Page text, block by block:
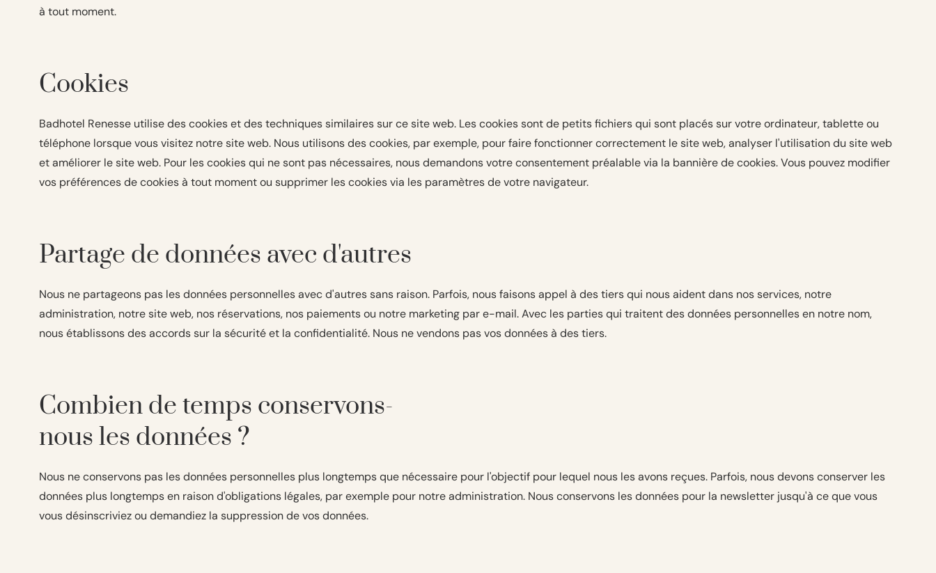
à tout moment.
Cookies
Badhotel Renesse utilise des cookies et des techniques similaires sur ce site web. Les cookies sont de petits fichiers qui sont placés sur votre ordinateur, tablette ou
téléphone lorsque vous visitez notre site web. Nous utilisons des cookies, par exemple, pour faire fonctionner correctement le site web, analyser l'utilisation du site web
et améliorer le site web. Pour les cookies qui ne sont pas nécessaires, nous demandons votre consentement préalable via la bannière de cookies. Vous pouvez modifier
vos préférences de cookies à tout moment ou supprimer les cookies via les paramètres de votre navigateur.
Partage de données avec d'autres
Nous ne partageons pas les données personnelles avec d'autres sans raison. Parfois, nous faisons appel à des tiers qui nous aident dans nos services, notre
administration, notre site web, nos réservations, nos paiements ou notre marketing par e-mail. Avec les parties qui traitent des données personnelles en notre nom,
nous établissons des accords sur la sécurité et la confidentialité. Nous ne vendons pas vos données à des tiers.
Combien de temps conservons-
nous les données ?
Nous ne conservons pas les données personnelles plus longtemps que nécessaire pour l'objectif pour lequel nous les avons reçues. Parfois, nous devons conserver les
données plus longtemps en raison d'obligations légales, par exemple pour notre administration. Nous conservons les données pour la newsletter jusqu'à ce que vous
vous désinscriviez ou demandiez la suppression de vos données.